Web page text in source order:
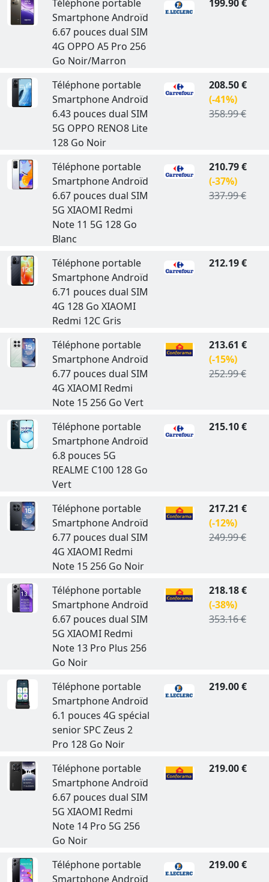
Téléphone portable
Smartphone Androïd
6.67 pouces dual SIM
4G OPPO A5 Pro 256
Go Noir/Marron
199.90 €
Téléphone portable
Smartphone Androïd
6.43 pouces dual SIM
5G OPPO RENO8 Lite
128 Go Noir
208.50 €
(-41%)
358.99 €
Téléphone portable
Smartphone Androïd
6.67 pouces dual SIM
5G XIAOMI Redmi
Note 11 5G 128 Go
Blanc
210.79 €
(-37%)
337.99 €
Téléphone portable
Smartphone Androïd
6.71 pouces dual SIM
4G 128 Go XIAOMI
Redmi 12C Gris
212.19 €
Téléphone portable
Smartphone Androïd
6.77 pouces dual SIM
4G XIAOMI Redmi
Note 15 256 Go Vert
213.61 €
(-15%)
252.99 €
Téléphone portable
Smartphone Androïd
6.8 pouces 5G
REALME C100 128 Go
Vert
215.10 €
Téléphone portable
Smartphone Androïd
6.77 pouces dual SIM
4G XIAOMI Redmi
Note 15 256 Go Noir
217.21 €
(-12%)
249.99 €
Téléphone portable
Smartphone Androïd
6.67 pouces dual SIM
5G XIAOMI Redmi
Note 13 Pro Plus 256
Go Noir
218.18 €
(-38%)
353.16 €
Téléphone portable
Smartphone Androïd
6.1 pouces 4G spécial
senior SPC Zeus 2
Pro 128 Go Noir
219.00 €
Téléphone portable
Smartphone Androïd
6.67 pouces dual SIM
5G XIAOMI Redmi
Note 14 Pro 5G 256
Go Noir
219.00 €
Téléphone portable
Smartphone Androïd
219.00 €